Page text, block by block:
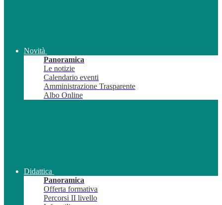
Novità
Panoramica
Le notizie
Calendario eventi
Amministrazione Trasparente
Albo Online
Didattica
Panoramica
Offerta formativa
Percorsi II livello